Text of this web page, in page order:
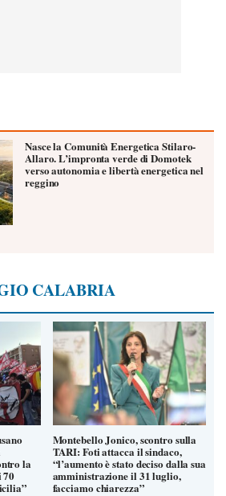
Nasce la Comunità Energetica Stilaro-
Allaro. L’impronta verde di Domotek
verso autonomia e libertà energetica nel
reggino
CALABRIA
la
70
Montebello Jonico, scontro sulla
TARI: Foti attacca il sindaco,
“l’aumento è stato deciso dalla sua
amministrazione il 31 luglio,
facciamo chiarezza”